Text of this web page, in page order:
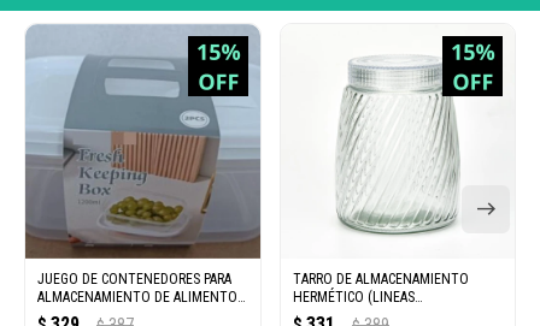
JUEGO DE CONTENEDORES PARA
ALMACENAMIENTO DE ALIMENTOS
DE 2 PIEZAS-1200 ML
TARRO DE ALMACENAMIENTO
HERMÉTICO (LINEAS
DIAGONALES/L)